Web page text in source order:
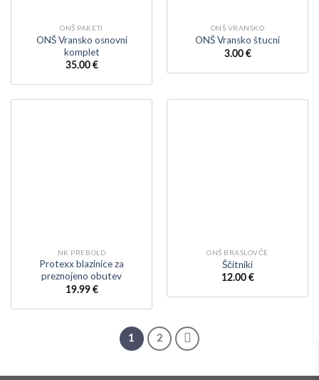
ONŠ PAKETI
ONŠ Vransko osnovni
komplet
35.00 €
ONŠ VRANSKO
ONŠ Vransko štucni
3.00 €
NK PREBOLD
Protexx blazinice za
preznojeno obutev
19.99 €
ONŠ BRASLOVČE
Ščitniki
12.00 €
1 2